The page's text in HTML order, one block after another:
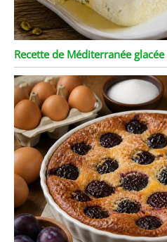
Recette de Méditerranée